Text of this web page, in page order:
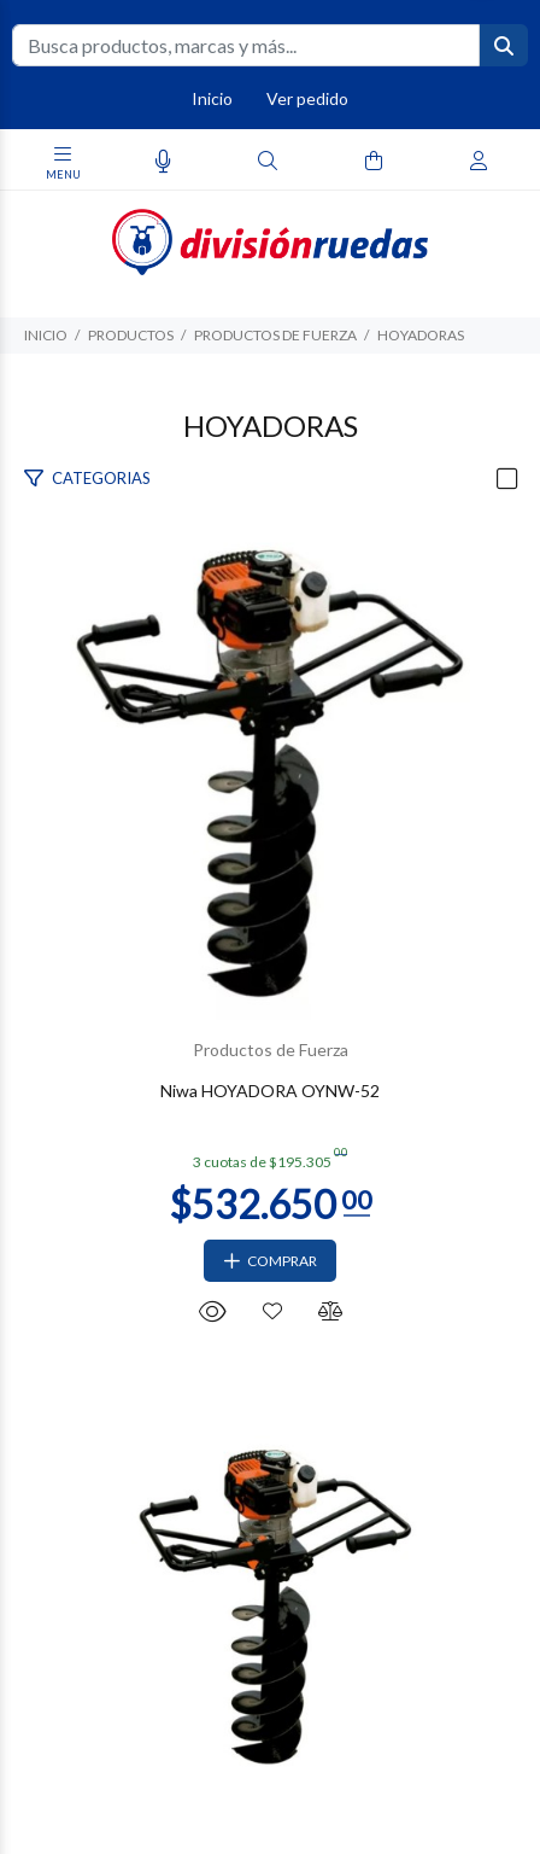
Inicio Ver pedido
INICIO PRODUCTOS PRODUCTOS DE FUERZA HOYADORAS
HOYADORAS
CATEGORIAS
Productos de Fuerza
Niwa HOYADORA OYNW-52
3 cuotas de $195.305
00
COMPRAR